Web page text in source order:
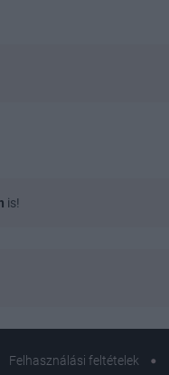
is!
Felhasználási feltételek